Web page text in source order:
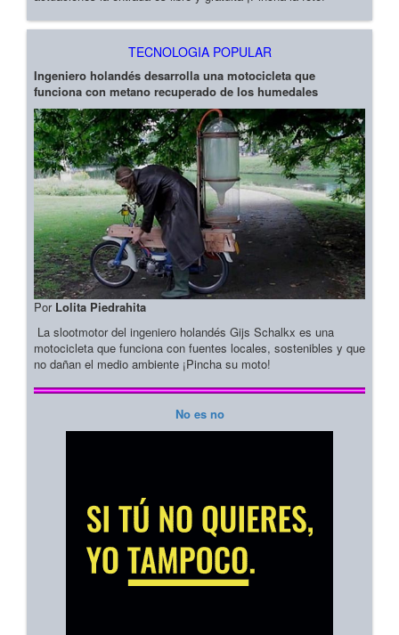
TECNOLOGIA POPULAR
Ingeniero holandés desarrolla una motocicleta que
funciona con metano recuperado de los humedales
Por Lolita Piedrahita
La slootmotor del ingeniero holandés Gijs Schalkx es una
motocicleta que funciona con fuentes locales, sostenibles y que
no dañan el medio ambiente ¡Pincha su moto!
No es no